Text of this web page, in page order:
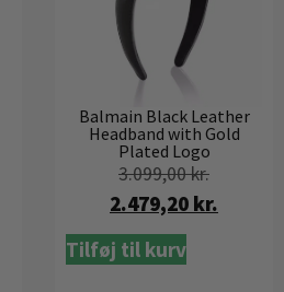
Balmain Black Leather
Headband with Gold
Plated Logo
3.099,00kr.
2.479,20 kr.
Tilføj til kurv